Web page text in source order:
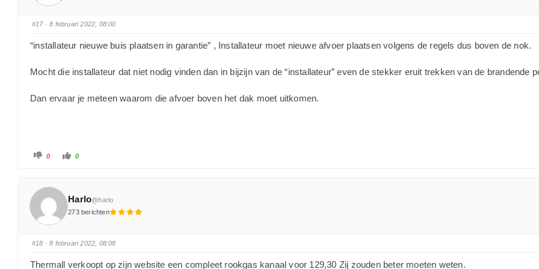
#17· 8 februari 2022, 08:00
“installateur nieuwe buis plaatsen in garantie” , Installateur moet nieuwe afvoer plaatsen volgens de regels dus boven de nok.
Mocht die installateur dat niet nodig vinden dan in bijzijn van de “installateur” even de stekker eruit trekken van de brandende
Dan ervaar je meteen waarom die afvoer boven het dak moet uitkomen.
0 0
Harlo@harlo
273 berichten
#18 · 8 februari 2022, 08:08
Thermall verkoopt op zijn website een compleet rookgas kanaal voor 129,30 Zij zouden beter moeten weten.